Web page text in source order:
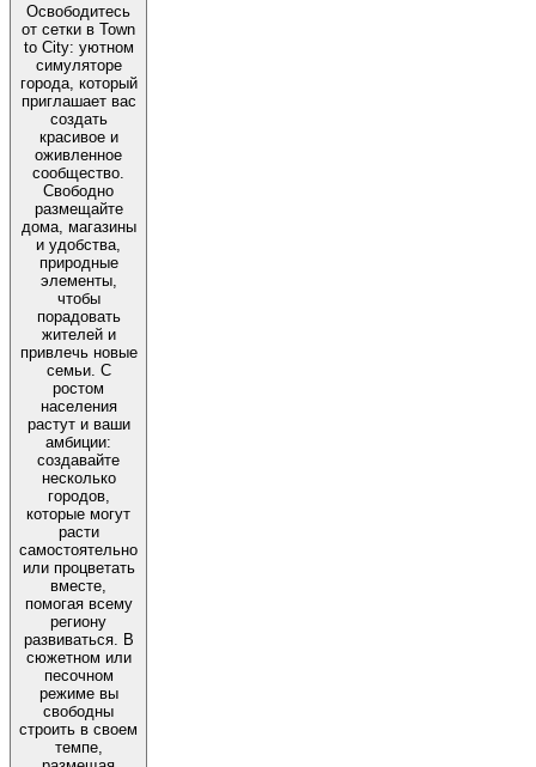
Освободитесь
от сетки в Town
to City: уютном
симуляторе
города, который
приглашает вас
создать
красивое и
оживленное
сообщество.
Свободно
размещайте
дома, магазины
и удобства,
природные
элементы,
чтобы
порадовать
жителей и
привлечь новые
семьи. С
ростом
населения
растут и ваши
амбиции:
создавайте
несколько
городов,
которые могут
расти
самостоятельно
или процветать
вместе,
помогая всему
региону
развиваться. В
сюжетном или
песочном
режиме вы
свободны
строить в своем
темпе,